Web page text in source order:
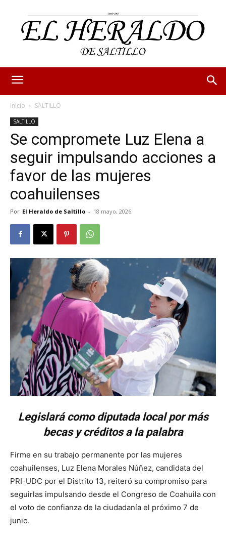
Inicio SALTILLO
SALTILLO
Se compromete Luz Elena a
seguir impulsando acciones a
favor de las mujeres
coahuilenses
Por El Heraldo de Saltillo - 18 mayo, 2026
Legislará como diputada local por más
becas y créditos a la palabra
Firme en su trabajo permanente por las mujeres
coahuilenses, Luz Elena Morales Núñez, candidata del
PRI-UDC por el Distrito 13, reiteró su compromiso para
seguirlas impulsando desde el Congreso de Coahuila con
el voto de confianza de la ciudadanía el próximo 7 de
junio.